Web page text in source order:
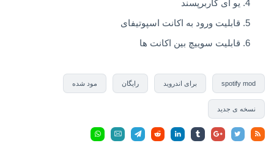
یو آی کاربرپسند
قابلیت ورود به اکانت اسپوتیفای
قابلیت سوییچ بین اکانت ها
spotify mod برای اندروید رایگان مود شده
نسخه ی جدید